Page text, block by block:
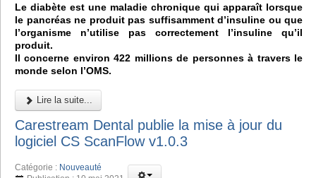
Le diabète est une maladie chronique qui apparaît lorsque
le pancréas ne produit pas suffisamment d’insuline ou que
l’organisme n’utilise pas correctement l’insuline qu’il
produit.
Il concerne environ 422 millions de personnes à travers le
monde selon l’OMS.
Lire la suite...
Carestream Dental publie la mise à jour du
logiciel CS ScanFlow v1.0.3
Catégorie : Nouveauté